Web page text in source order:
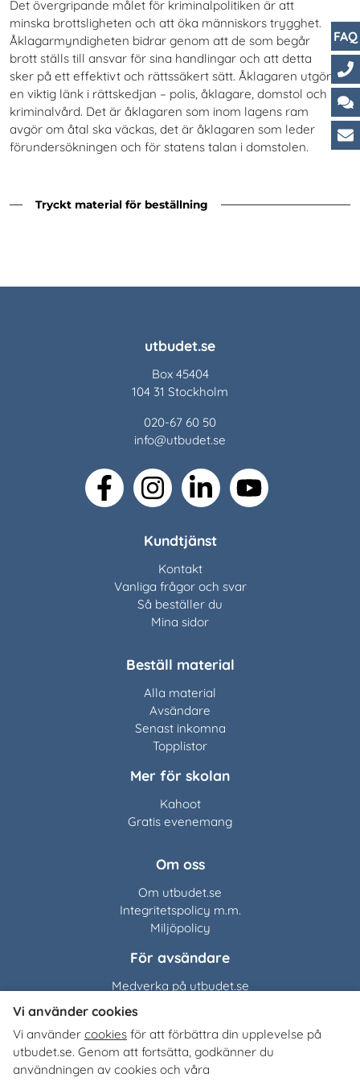
Det övergripande målet för kriminalpolitiken är att
minska brottsligheten och att öka människors trygghet.
Åklagarmyndigheten bidrar genom att de som begår
brott ställs till ansvar för sina handlingar och att detta
sker på ett effektivt och rättssäkert sätt. Åklagaren utgör
en viktig länk i rättskedjan – polis, åklagare, domstol och
kriminalvård. Det är åklagaren som inom lagens ram
avgör om åtal ska väckas, det är åklagaren som leder
förundersökningen och för statens talan i domstolen.
Tryckt material för beställning
utbudet.se
Box 45404
104 31 Stockholm
020-67 60 50
info@utbudet.se
facebookinstagramlinkedin youtube
Kundtjänst
Kontakt
Vanliga frågor och svar
Så beställer du
Mina sidor
Beställ material
Alla material
Avsändare
Senast inkomna
Topplistor
Mer för skolan
Kahoot
Gratis evenemang
Om oss
Om utbudet.se
Integritetspolicy m.m.
Miljöpolicy
För avsändare
Medverka på utbudet.se
Utbudet.se distribuerar
organisationers, myndigheters och företags egna material
till Sveriges alla skolor, universitet och högskolor. Tjänsten
FAQ
Vi använder cookies
Vi använder cookies för att förbättra din upplevelse på
utbudet.se. Genom att fortsätta, godkänner du
användningen av cookies och våra